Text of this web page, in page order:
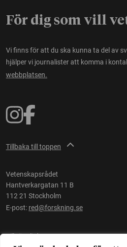
För dig som vill
Vi finns för att du ska kunna ta del av
hjälper vi journalister att komma i
webbplatsen.
Tillbaka till toppen
Vetenskapsrådet
Hantverkargatan 11 B
112 21 Stockholm
E-post: red@forskning.se
Tillgänglighet